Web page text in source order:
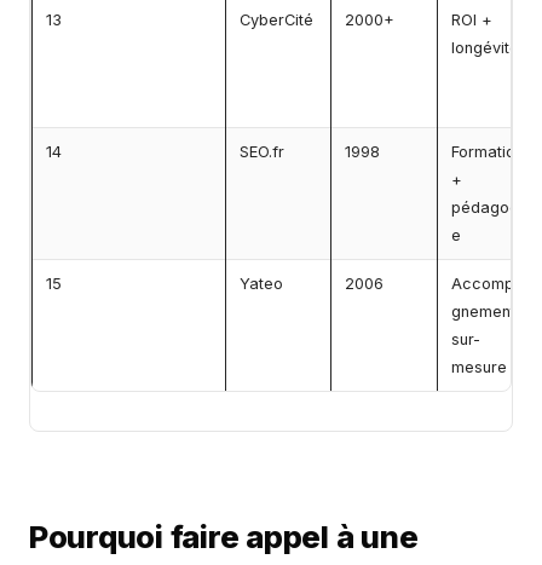
13 CyberCité 2000+
ROI +
longévité
14 SEO.fr 1998
Formation
+
pédagogi
e
15 Yateo 2006
Accompa
gnement
sur-
mesure
Pourquoi faire appel à une